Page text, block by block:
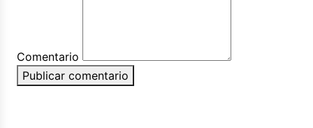
Comentario
Publicar comentario